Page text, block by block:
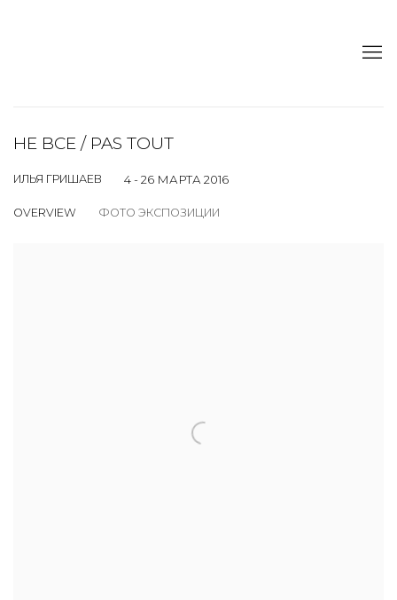
НЕ ВСЕ / PAS TOUT
ИЛЬЯ ГРИШАЕВ 4 - 26 МАРТА 2016
OVERVIEW ФОТО ЭКСПОЗИЦИИ